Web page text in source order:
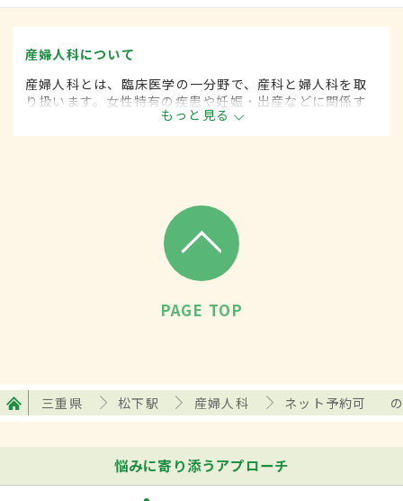
産婦人科について
産婦人科とは、臨床医学の一分野で、産科と婦人科を取
り扱います。女性特有の疾患や妊娠・出産などに関係す
る病気に対して、予防・診断・治療します。
もっと見る
PAGE TOP
三重県 松下駅 産婦人科 ネット予約可
悩みに寄り添うアプローチ